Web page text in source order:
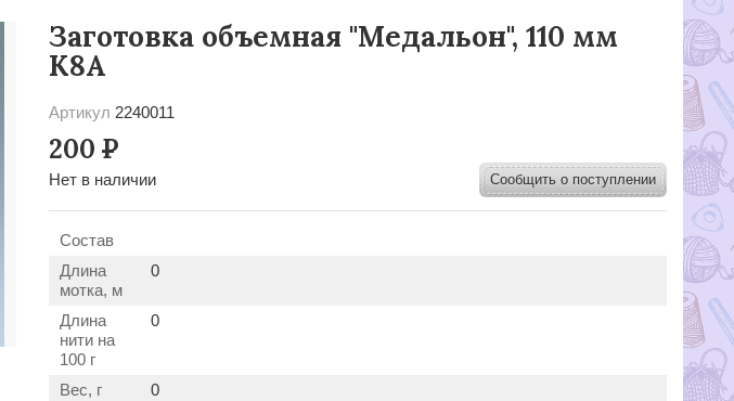
Заготовка объемная "Медальон", 110 мм
К8А
Артикул 2240011
200 Р
Нет в наличии Сообщить о поступлении
Состав
Длина
мотка, м
0
Длина
нити на
100 г
0
Вес, г
0